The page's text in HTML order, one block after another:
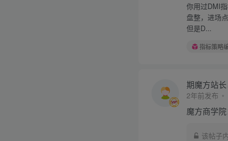
你用过DMI
盘整，进场
但是D...
指标策略
期魔方站长
2年前发布
魔方商学
该帖子